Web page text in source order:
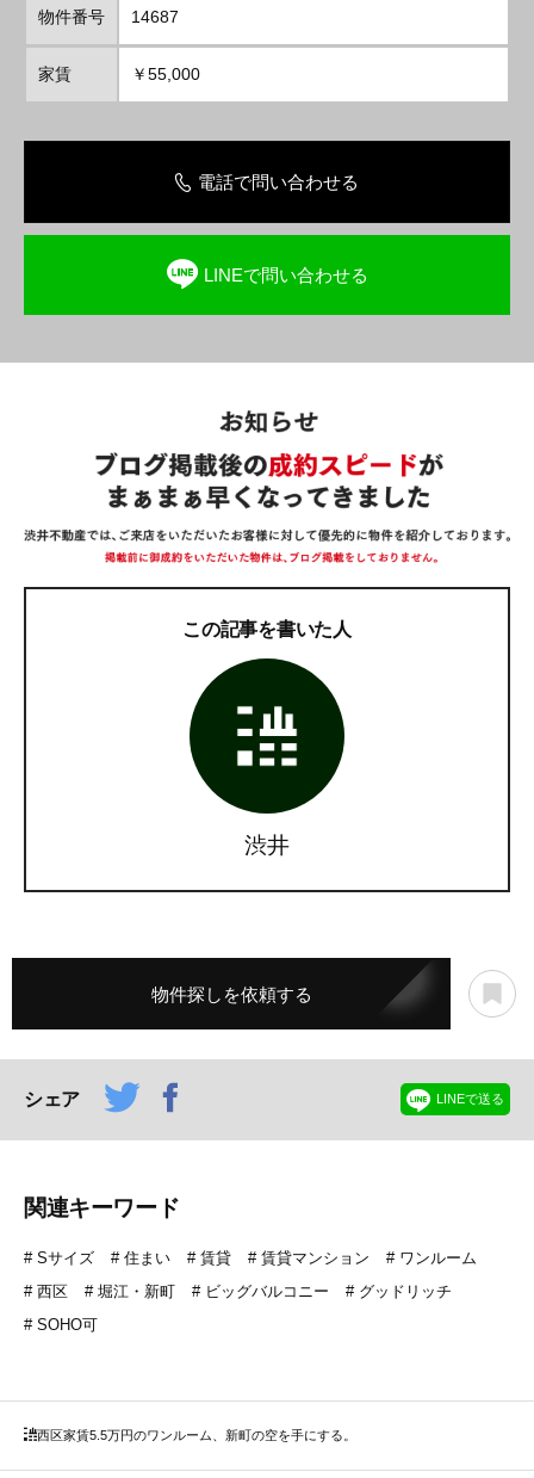
物件番号 14687
家賃 ￥55,000
電話で問い合わせる
LINEで問い合わせる
この記事を書いた人
渋井
物件探しを依頼する
シェア LINEで送る
関連キーワード
Sサイズ 住まい 賃貸 賃貸マンション
ワンルーム
西区
堀江・新町 ビッグバルコニー
グッドリッチ
SOHO可
家賃5.5万円のワンルーム、新町の空を手にする。
西区